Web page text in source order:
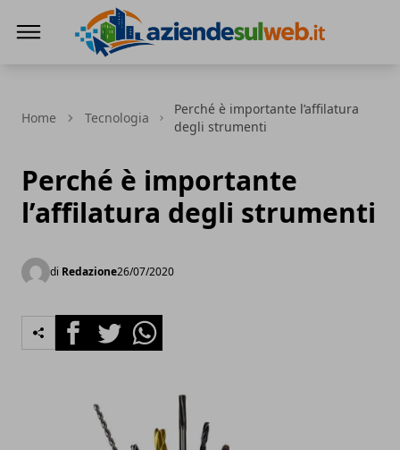
Home Tecnologia
Perché è importante l’affilatura
degli strumenti
Perché è importante
l’affilatura degli strumenti
di Redazione26/07/2020
FacebookTwitterWhatsapp